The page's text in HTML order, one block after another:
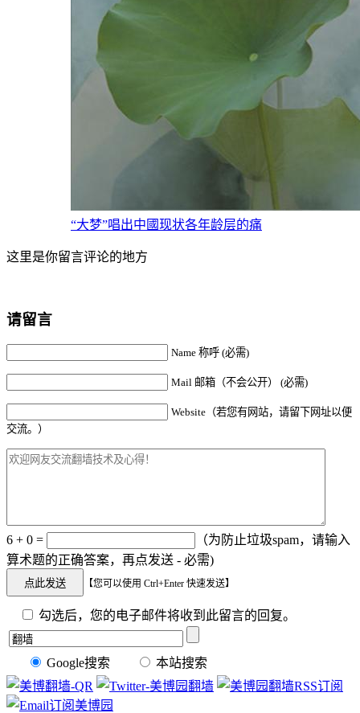
“大梦”唱出中國现状各年龄层的痛
这里是你留言评论的地方
请留言
Name 称呼 (必需)
Mail 邮箱（不会公开） (必需)
Website（若您有网站，请留下网址以便
交流。）
6 + 0 =
（为防止垃圾spam，请输入
算术题的正确答案，再点发送 - 必需)
【您可以使用 Ctrl+Enter 快速发送】
勾选后，您的电子邮件将收到此留言的回复。
Google搜索 本站搜索